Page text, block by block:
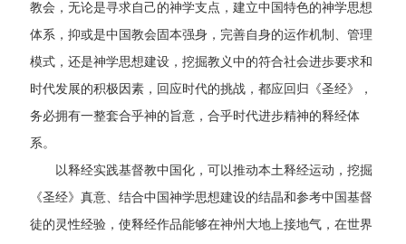
教会，无论是寻求自己的神学支点，建立中国特色的神学思想
体系，抑或是中国教会固本强身，完善自身的运作机制、管理
模式，还是神学思想建设，挖掘教义中的符合社会进歩要求和
时代发展的积极因素，回应时代的挑战，都应回归《圣经》，
务必拥有一整套合乎神的旨意，合乎时代进步精神的释经体
系。
以释经实践基督教中国化，可以推动本土释经运动，挖掘
《圣经》真意、结合中国神学思想建设的结晶和参考中国基督
徒的灵性经验，使释经作品能够在神州大地上接地气，在世界